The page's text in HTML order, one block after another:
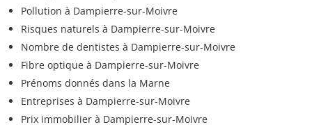
Pollution à Dampierre-sur-Moivre
Risques naturels à Dampierre-sur-Moivre
Nombre de dentistes à Dampierre-sur-Moivre
Fibre optique à Dampierre-sur-Moivre
Prénoms donnés dans la Marne
Entreprises à Dampierre-sur-Moivre
Prix immobilier à Dampierre-sur-Moivre